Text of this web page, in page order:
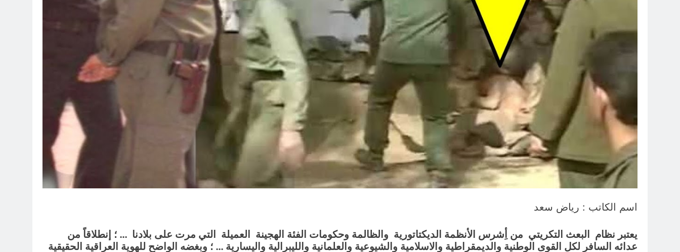
اسم الكاتب : رياض سعد
يعتبر نظام البعث التكريتي من أِشرس الأنظمة الديكتاتورية والظالمة وحكومات الفئة الهجينة العميلة التي مرت على بلادنا … ؛ إنطلاقاً من
عدائه السافر لكل القوى الوطنية والديمقراطية والاسلامية والشيوعية والعلمانية والليبرالية واليسارية … ؛ وبغضه الواضح للهوية العراقية الحقيقية